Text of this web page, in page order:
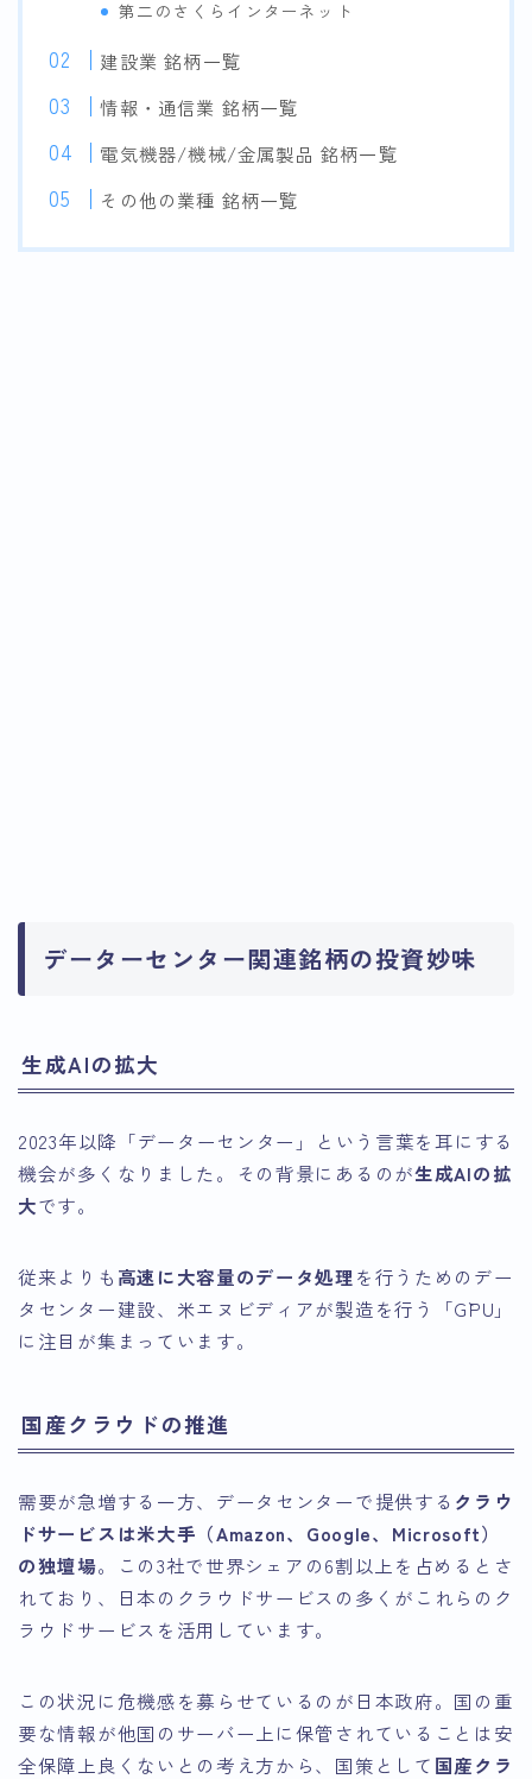
第二のさくらインターネット
建設業 銘柄一覧
情報・通信業 銘柄一覧
電気機器/機械/金属製品 銘柄一覧
その他の業種 銘柄一覧
データーセンター関連銘柄の投資妙味
生成AIの拡大
2023年以降「データーセンター」という言葉を耳にする
機会が多くなりました。その背景にあるのが生成AIの拡
大です。
従来よりも 高速に大容量のデータ処理 を行うためのデー
タセンター建設、米エヌビディアが製造を行う「G`PU」
に注目が集まっています。
国産クラウドの推進
需要が急増する一方、データセンターで提供する クラウ
ドサービスは米大手（Amazon、Google、Microsoft）
の独壇場。この3社で世界シェアの6割以上を占めるとさ
れており、日本のクラウドサービスの多くがこれらのク
ラウドサービスを活用しています。
この状況に危機感を募らせているのが日本政府。国の重
要な情報が他国のサーバー上に保管されていることは安
全保障上良くないとの考え方から、国策として 国産クラ